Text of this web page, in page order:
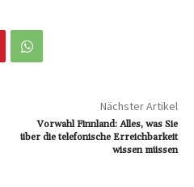
Nächster Artikel
Vorwahl Finnland: Alles, was Sie
über die telefonische Erreichbarkeit
wissen müssen